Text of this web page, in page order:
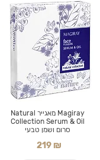
Magiray מאגייר Natural
Collection Serum & Oil
סרום ושמן טבעי
219 ₪